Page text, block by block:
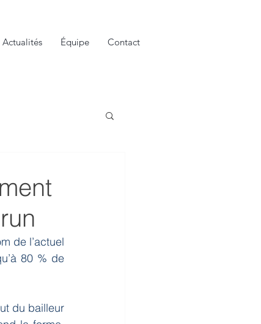
Actualités Équipe Contact
de l’actuel
80 % de
du bailleur